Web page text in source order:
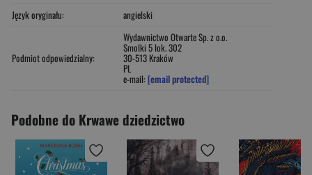
Język oryginału:
angielski
Podmiot odpowiedzialny:
Wydawnictwo Otwarte Sp. z o.o.
Smolki 5 lok. 302
30-513 Kraków
PL
e-mail: [email protected]
Podobne do Krwawe dziedzictwo